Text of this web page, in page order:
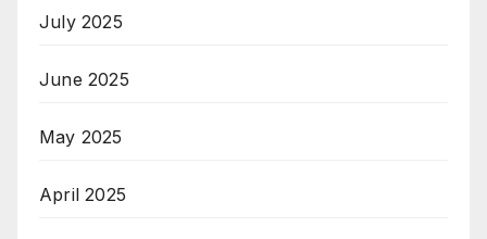
July 2025
June 2025
May 2025
April 2025